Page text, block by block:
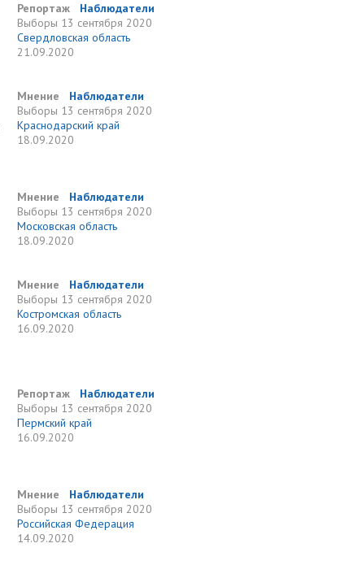
Репортаж
Наблюдатели
Выборы 13 сентября 2020
Свердловская область
21.09.2020
Мнение
Наблюдатели
Выборы 13 сентября 2020
Краснодарский край
18.09.2020
Мнение
Наблюдатели
Выборы 13 сентября 2020
Московская область
18.09.2020
Мнение
Наблюдатели
Выборы 13 сентября 2020
Костромская область
16.09.2020
Репортаж
Наблюдатели
Выборы 13 сентября 2020
Пермский край
16.09.2020
Мнение
Наблюдатели
Выборы 13 сентября 2020
Российская Федерация
14.09.2020